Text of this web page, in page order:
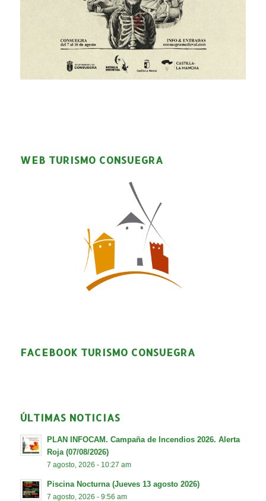
WEB TURISMO CONSUEGRA
FACEBOOK TURISMO CONSUEGRA
ÚLTIMAS NOTICIAS
PLAN INFOCAM. Campaña de Incendios 2026. Alerta
Roja (07/08/2026)
7 agosto, 2026 - 10:27 am
Piscina Nocturna (Jueves 13 agosto 2026)
7 agosto, 2026 - 9:56 am